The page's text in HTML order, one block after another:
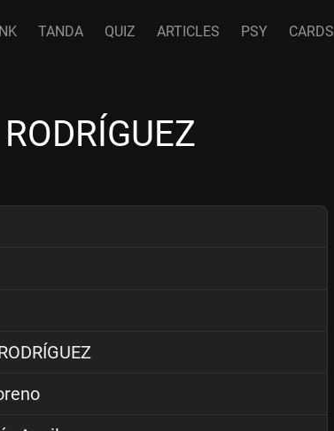
TANDA QUIZ ARTICLES PSY CARDS